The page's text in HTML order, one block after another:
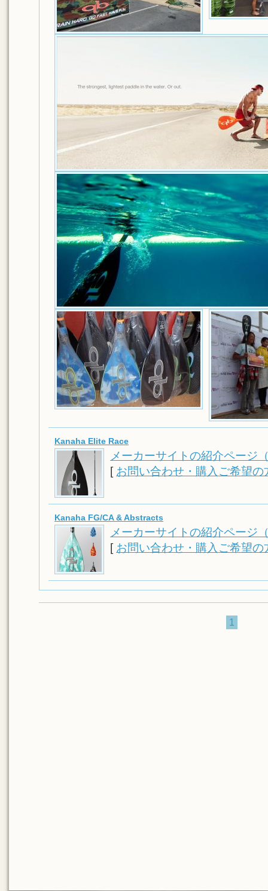
Kanaha Elite Race
メーカーサイトの紹介ページ
[ お問い合わせ・購入ご希望の
Kanaha FG/CA & Abstracts
メーカーサイトの紹介ページ
[ お問い合わせ・購入ご希望の
1